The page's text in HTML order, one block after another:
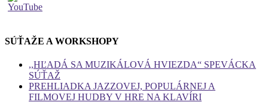
SÚŤAŽE A WORKSHOPY
,,HĽADÁ SA MUZIKÁLOVÁ HVIEZDA“ SPEVÁCKA
SÚŤAŽ
PREHLIADKA JAZZOVEJ, POPULÁRNEJ A
FILMOVEJ HUDBY V HRE NA KLAVÍRI